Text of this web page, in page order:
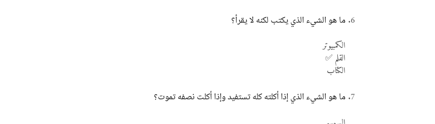
ما هو الشيء الذي يكتب لكنه لا يقرأ؟
الكمبيوتر
القلم ✅
الكتاب
ما هو الشيء الذي إذا أكلته كله تستفيد وإذا أكلت نصفه تموت؟